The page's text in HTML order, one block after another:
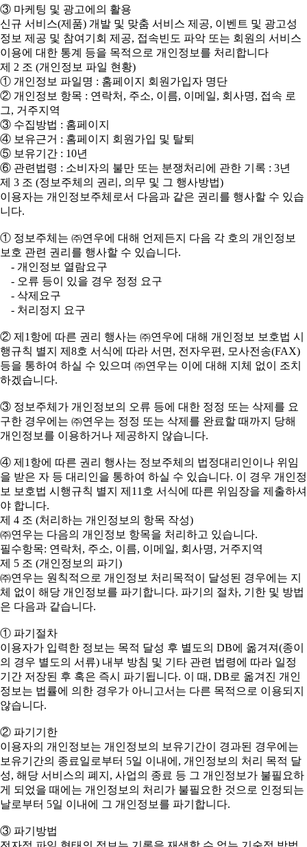
③ 마케팅 및 광고에의 활용
신규 서비스(제품) 개발 및 맞춤 서비스 제공, 이벤트 및 광고성
정보 제공 및 참여기회 제공, 접속빈도 파악 또는 회원의 서비스
이용에 대한 통계 등을 목적으로 개인정보를 처리합니다
제 2 조 (개인정보 파일 현황)
① 개인정보 파일명 : 홈페이지 회원가입자 명단
② 개인정보 항목 : 연락처, 주소, 이름, 이메일, 회사명, 접속 로
그, 거주지역
③ 수집방법 : 홈페이지
④ 보유근거 : 홈페이지 회원가입 및 탈퇴
⑤ 보유기간 : 10년
⑥ 관련법령 : 소비자의 불만 또는 분쟁처리에 관한 기록 : 3년
제 3 조 (정보주체의 권리, 의무 및 그 행사방법)
이용자는 개인정보주체로서 다음과 같은 권리를 행사할 수 있습
니다.
① 정보주체는 ㈜연우에 대해 언제든지 다음 각 호의 개인정보
보호 관련 권리를 행사할 수 있습니다.
- 개인정보 열람요구
- 오류 등이 있을 경우 정정 요구
- 삭제요구
- 처리정지 요구
② 제1항에 따른 권리 행사는 ㈜연우에 대해 개인정보 보호법 시
행규칙 별지 제8호 서식에 따라 서면, 전자우편, 모사전송(FAX)
등을 통하여 하실 수 있으며 ㈜연우는 이에 대해 지체 없이 조치
하겠습니다.
③ 정보주체가 개인정보의 오류 등에 대한 정정 또는 삭제를 요
구한 경우에는 ㈜연우는 정정 또는 삭제를 완료할 때까지 당해
개인정보를 이용하거나 제공하지 않습니다.
④ 제1항에 따른 권리 행사는 정보주체의 법정대리인이나 위임
을 받은 자 등 대리인을 통하여 하실 수 있습니다. 이 경우 개인정
보 보호법 시행규칙 별지 제11호 서식에 따른 위임장을 제출하셔
야 합니다.
제 4 조 (처리하는 개인정보의 항목 작성)
㈜연우는 다음의 개인정보 항목을 처리하고 있습니다.
필수항목: 연락처, 주소, 이름, 이메일, 회사명, 거주지역
제 5 조 (개인정보의 파기)
㈜연우는 원칙적으로 개인정보 처리목적이 달성된 경우에는 지
체 없이 해당 개인정보를 파기합니다. 파기의 절차, 기한 및 방법
은 다음과 같습니다.
① 파기절차
이용자가 입력한 정보는 목적 달성 후 별도의 DB에 옮겨져(종이
의 경우 별도의 서류) 내부 방침 및 기타 관련 법령에 따라 일정
기간 저장된 후 혹은 즉시 파기됩니다. 이 때, DB로 옮겨진 개인
정보는 법률에 의한 경우가 아니고서는 다른 목적으로 이용되지
않습니다.
② 파기기한
이용자의 개인정보는 개인정보의 보유기간이 경과된 경우에는
보유기간의 종료일로부터 5일 이내에, 개인정보의 처리 목적 달
성, 해당 서비스의 폐지, 사업의 종료 등 그 개인정보가 불필요하
게 되었을 때에는 개인정보의 처리가 불필요한 것으로 인정되는
날로부터 5일 이내에 그 개인정보를 파기합니다.
③ 파기방법